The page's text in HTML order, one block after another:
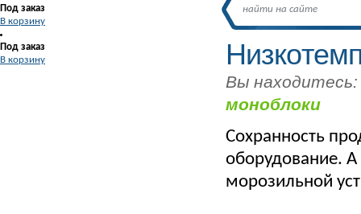
Вы находитесь:
моноблоки
Сохранность
оборудование.
морозильной
Под заказ
В корзину
Под заказ
В корзину